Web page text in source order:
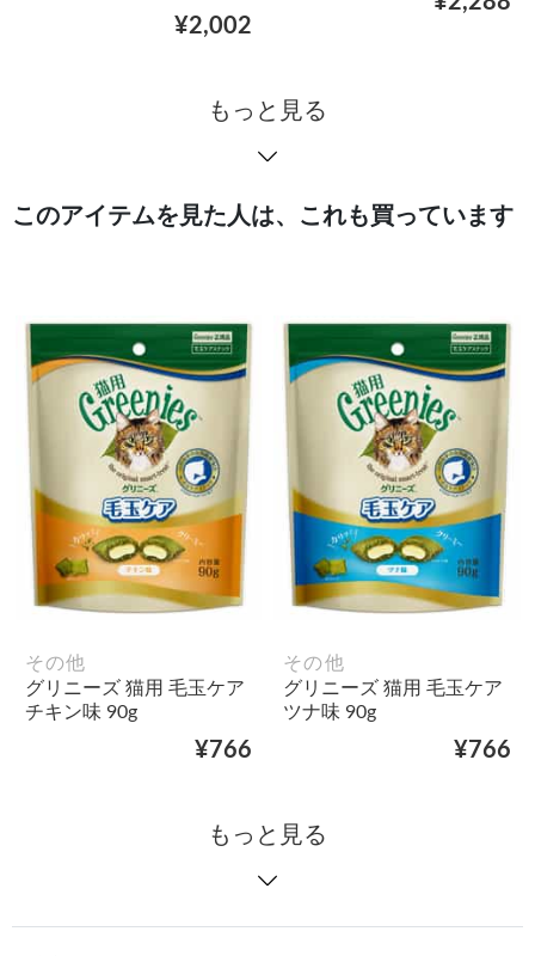
¥2,002
もっと見る
このアイテムを見た人は、これも買っています
その他
グリニーズ 猫用 毛玉ケア
チキン味 90g
¥766
その他
グリニーズ 猫用 毛玉ケア
ツナ味 90g
¥766
もっと見る